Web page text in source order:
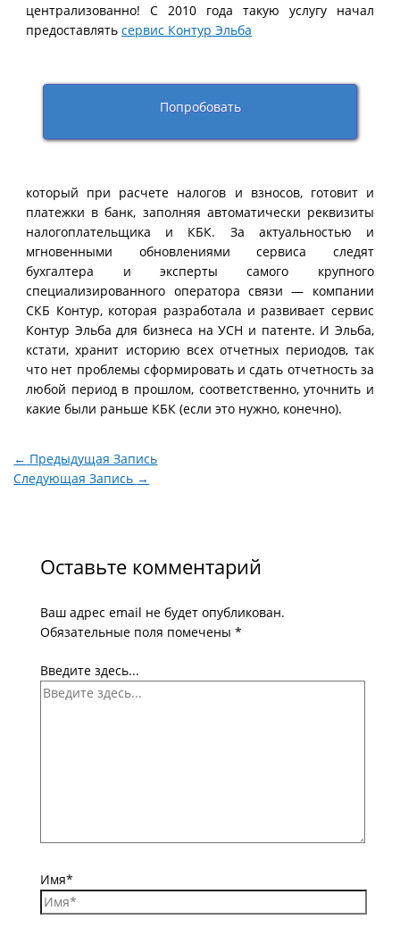
централизованно! С 2010 года такую услугу начал
предоставлятьсервис Контур Эльба
Попробовать
который при расчете налогов и взносов, готовит и
платежки в банк, заполняя автоматически реквизиты
налогоплательщика и КБК. За актуальностью и
мгновенными обновлениями сервиса следят
бухгалтера и эксперты самого крупного
специализированного оператора связи — компании
СКБ Контур, которая разработала и развивает сервис
Контур Эльба для бизнеса на УСН и патенте. И Эльба,
кстати, хранит историю всех отчетных периодов, так
что нет проблемы сформировать и сдать отчетность за
любой период в прошлом, соответственно, уточнить и
какие были раньше КБК (если это нужно, конечно).
← Предыдущая Запись
Следующая Запись →
Оставьте комментарий
Ваш адрес email не будет опубликован.
Обязательные поля помечены *
Введите здесь...
Имя*